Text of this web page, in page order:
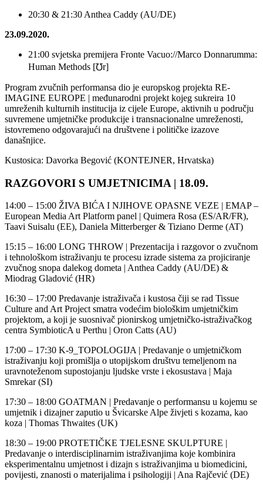
20:30 & 21:30 Anthea Caddy (AU/DE)
23.09.2020.
21:00 svjetska premijera Fronte Vacuo://Marco Donnarumma:
Human Methods [℧r]
Program zvučnih performansa dio je europskog projekta RE-
IMAGINE EUROPE | međunarodni projekt kojeg sukreira 10
umreženih kulturnih institucija iz cijele Europe, aktivnih u području
suvremene umjetničke produkcije i transnacionalne umreženosti,
istovremeno odgovarajući na društvene i političke izazove
današnjice.
Kustosica: Davorka Begović (KONTEJNER, Hrvatska)
RAZGOVORI S UMJETNICIMA | 18.09.
14:00 – 15:00 ŽIVA BIĆA I NJIHOVE OPASNE VEZE | EMAP –
European Media Art Platform panel | Quimera Rosa (ES/AR/FR),
Taavi Suisalu (EE), Daniela Mitterberger & Tiziano Derme (AT)
15:15 – 16:00 LONG THROW | Prezentacija i razgovor o zvučnom
i tehnološkom istraživanju te procesu izrade sistema za projiciranje
zvučnog snopa dalekog dometa | Anthea Caddy (AU/DE) &
Miodrag Gladović (HR)
16:30 – 17:00 Predavanje istraživača i kustosa čiji se rad Tissue
Culture and Art Project smatra vodećim biološkim umjetničkim
projektom, a koji je suosnivač pionirskog umjetničko-istraživačkog
centra SymbioticA u Perthu | Oron Catts (AU)
17:00 – 17:30 K-9_TOPOLOGIJA | Predavanje o umjetničkom
istraživanju koji promišlja o utopijskom društvu temeljenom na
uravnoteženom supostojanju ljudske vrste i ekosustava | Maja
Smrekar (SI)
17:30 – 18:00 GOATMAN | Predavanje o performansu u kojemu se
umjetnik i dizajner zaputio u Švicarske Alpe živjeti s kozama, kao
koza | Thomas Thwaites (UK)
18:30 – 19:00 PROTETIČKE TJELESNE SKULPTURE |
Predavanje o interdisciplinarnim istraživanjima koje kombinira
eksperimentalnu umjetnost i dizajn s istraživanjima u biomedicini,
povijesti, znanosti o materijalima i psihologiji | Ana Rajčević (DE)